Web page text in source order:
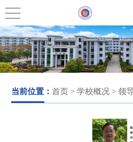
当前位置：首页 > 学校概况 > 领